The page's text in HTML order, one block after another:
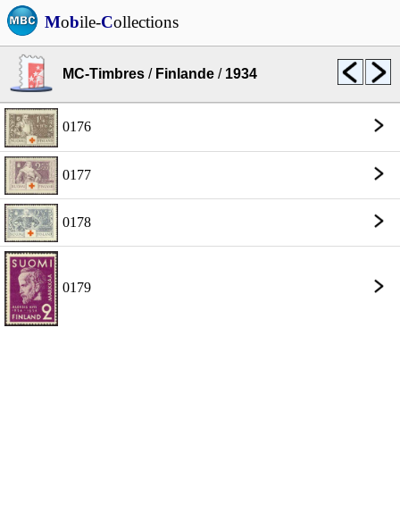
Mobile-Collections
MC-Timbres / Finlande / 1934
0176
0177
0178
0179